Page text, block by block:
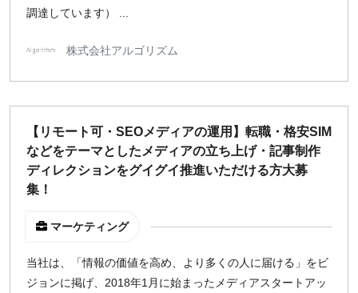
調達しています） ...
株式会社アルゴリズム
【リモート可・SEOメディアの運用】転職・格安SIM
などをテーマとしたメディアの立ち上げ・記事制作
ディレクションをグイグイ推進いただける方大募
集！
マーケティング
当社は、「情報の価値を高め、より多くの人に届ける」をビ
ジョンに掲げ、2018年1月に始まったメディアスタートアッ